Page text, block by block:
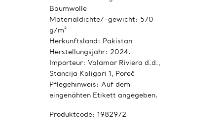
Baumwolle
Materialdichte/-gewicht: 570
g/m²
Herkunftsland: Pakistan
Herstellungsjahr: 2024.
Importeur: Valamar Riviera d.d.,
Stancija Kaligari 1, Poreč
Pflegehinweis: Auf dem
eingenähten Etikett angegeben.
Produktcode: 1982972